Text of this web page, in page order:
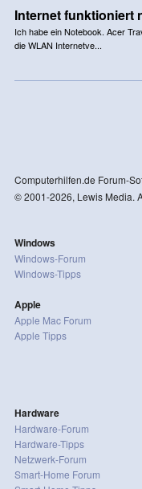
Internet funktioniert
Ich habe ein Notebook. Acer
die WLAN Internetve...
Computerhilfen.de Forum-
© 2001-2026, Lewis Media.
Windows
Windows-Forum
Windows-Tipps
Apple
Apple Mac Forum
Apple Tipps
Hardware
Hardware-Forum
Hardware-Tipps
Netzwerk-Forum
Smart-Home Forum